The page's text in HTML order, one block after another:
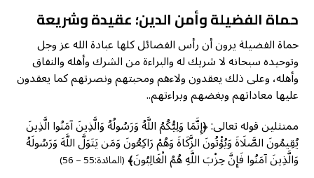
حماة الفضيلة وأمن الدين؛ عقيدة وشريعة
حماة الفضيلة يرون أن رأس الفضائل كلها عبادة الله عز وجل
وتوحيده سبحانه لا شريك له والبراءة من الشرك وأهله والنفاق
وأهله، وعلى ذلك يعقدون ولاءهم ومحبتهم ونصرتهم كما يعقدون
عليها معاداتهم وبغضهم وبراءتهم..
ممتثلين قوله تعالى: ﴿إِنَّمَا وَلِيُّكُمُ اللَّهُ وَرَسُولُهُ وَالَّذِينَ آمَنُوا الَّذِينَ
يُقِيمُونَ الصَّلَاةَ وَيُؤْتُونَ الزَّكَاةَ وَهُمْ رَاكِعُونَ وَمَن يَتَوَلَّ اللَّهَ وَرَسُولَهُ
وَالَّذِينَ آمَنُوا فَإِنَّ حِزْبَ اللَّهِ هُمُ الْغَالِبُونَ﴾(المائدة:55 – 56)